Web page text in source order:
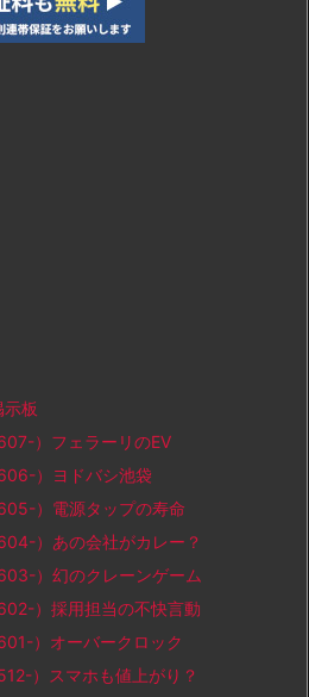
板
）フェラーリのEV
）ヨドバシ池袋
）電源タップの寿命
）あの会社がカレー？
）幻のクレーンゲーム
）採用担当の不快言動
）オーバークロック
）スマホも値上がり？